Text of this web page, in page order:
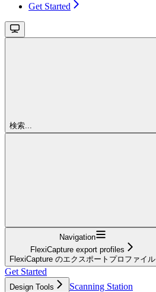
Get Started
検索...
Navigation
FlexiCapture export profiles
FlexiCapture のエクスポートプロファイル
Get Started
Design Tools
Scanning Station